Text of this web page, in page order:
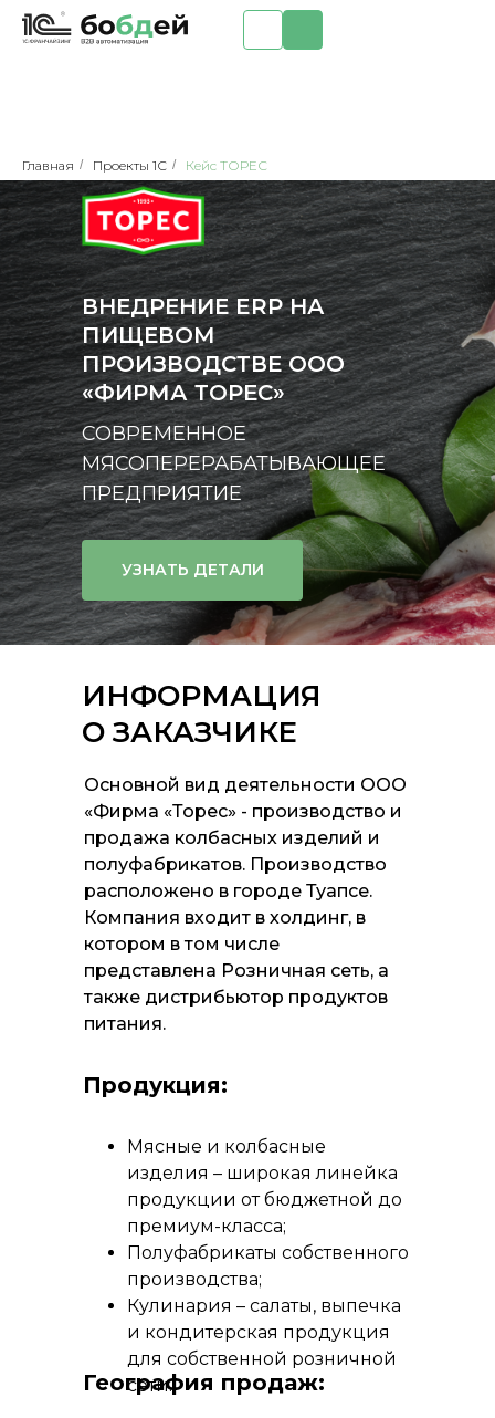
Главная / Проекты 1С / Кейс ТОРЕС
ВНЕДРЕНИЕ ERP НА
ПИЩЕВОМ
ПРОИЗВОДСТВЕ ООО
«ФИРМА ТОРЕС»
СОВРЕМЕННОЕ
МЯСОПЕРЕРАБАТЫВАЮЩЕЕ
ПРЕДПРИЯТИЕ
УЗНАТЬ ДЕТАЛИ
География продаж:
Продукция:
Мясные и колбасные
изделия – широкая линейка
продукции от бюджетной до
премиум-класса;
Полуфабрикаты собственного
производства;
Кулинария – салаты, выпечка
и кондитерская продукция
для собственной розничной
сети.
ИНФОРМАЦИЯ
О ЗАКАЗЧИКЕ
Основной вид деятельности ООО
«Фирма «Торес» - производство и
продажа колбасных изделий и
полуфабрикатов. Производство
расположено в городе Туапсе.
Компания входит в холдинг, в
котором в том числе
представлена Розничная сеть, а
также дистрибьютор продуктов
питания.